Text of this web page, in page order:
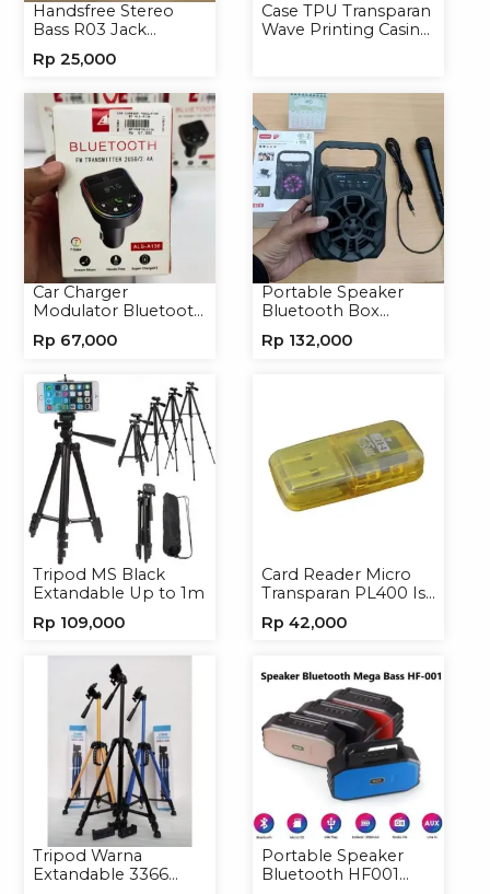
Handsfree Stereo
Bass R03 Jack
Headset Earphone
Rp 25,000
Case TPU Transparan
Wave Printing Casing
Car Charger
Modulator Bluetooth
Handphone
Rp 67,000
Portable Speaker
Bluetooth Box
Portable Wireless
Rp 132,000
Tripod MS Black
Extandable Up to 1m
Rp 109,000
Card Reader Micro
Transparan PL400 Isi
Rp 42,000
Tripod Warna
Extandable 3366
Portable Speaker
Bluetooth HF001